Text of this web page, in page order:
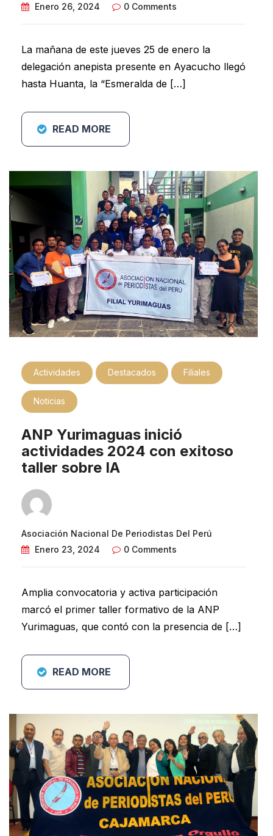
Enero 26, 2024 0 Comments
La mañana de este jueves 25 de enero la
delegación anepista presente en Ayacucho llegó
hasta Huanta, la “Esmeralda de […]
READ MORE
Actividades Destacados Filiales
Noticias
ANP Yurimaguas inició
actividades 2024 con exitoso
taller sobre IA
Asociación Nacional De Periodistas Del Perú
Enero 23, 2024
0 Comments
Amplia convocatoria y activa participación
marcó el primer taller formativo de la ANP
Yurimaguas, que contó con la presencia de […]
READ MORE